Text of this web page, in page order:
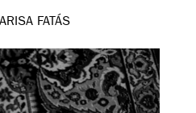
FATÁS